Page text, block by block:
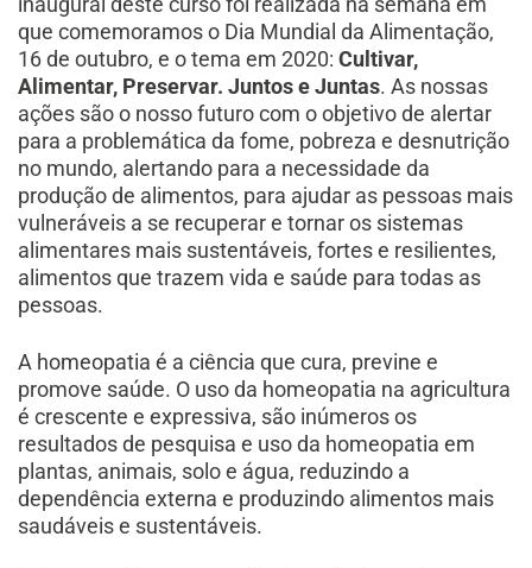
que comemoramos o Dia Mundial da Alimentação,
16 de outubro, e o tema em 2020:Cultivar,
Alimentar, Preservar. Juntos e Juntas. As nossas
ações são o nosso futuro com o objetivo de alertar
para a problemática da fome, pobreza e desnutrição
no mundo, alertando para a necessidade da
produção de alimentos, para ajudar as pessoas mais
vulneráveis a se recuperar e tornar os sistemas
alimentares mais sustentáveis, fortes e resilientes,
alimentos que trazem vida e saúde para todas as
pessoas.
A homeopatia é a ciência que cura, previne e
promove saúde. O uso da homeopatia na agricultura
é crescente e expressiva, são inúmeros os
resultados de pesquisa e uso da homeopatia em
plantas, animais, solo e água, reduzindo a
dependência externa e produzindo alimentos mais
saudáveis e sustentáveis.